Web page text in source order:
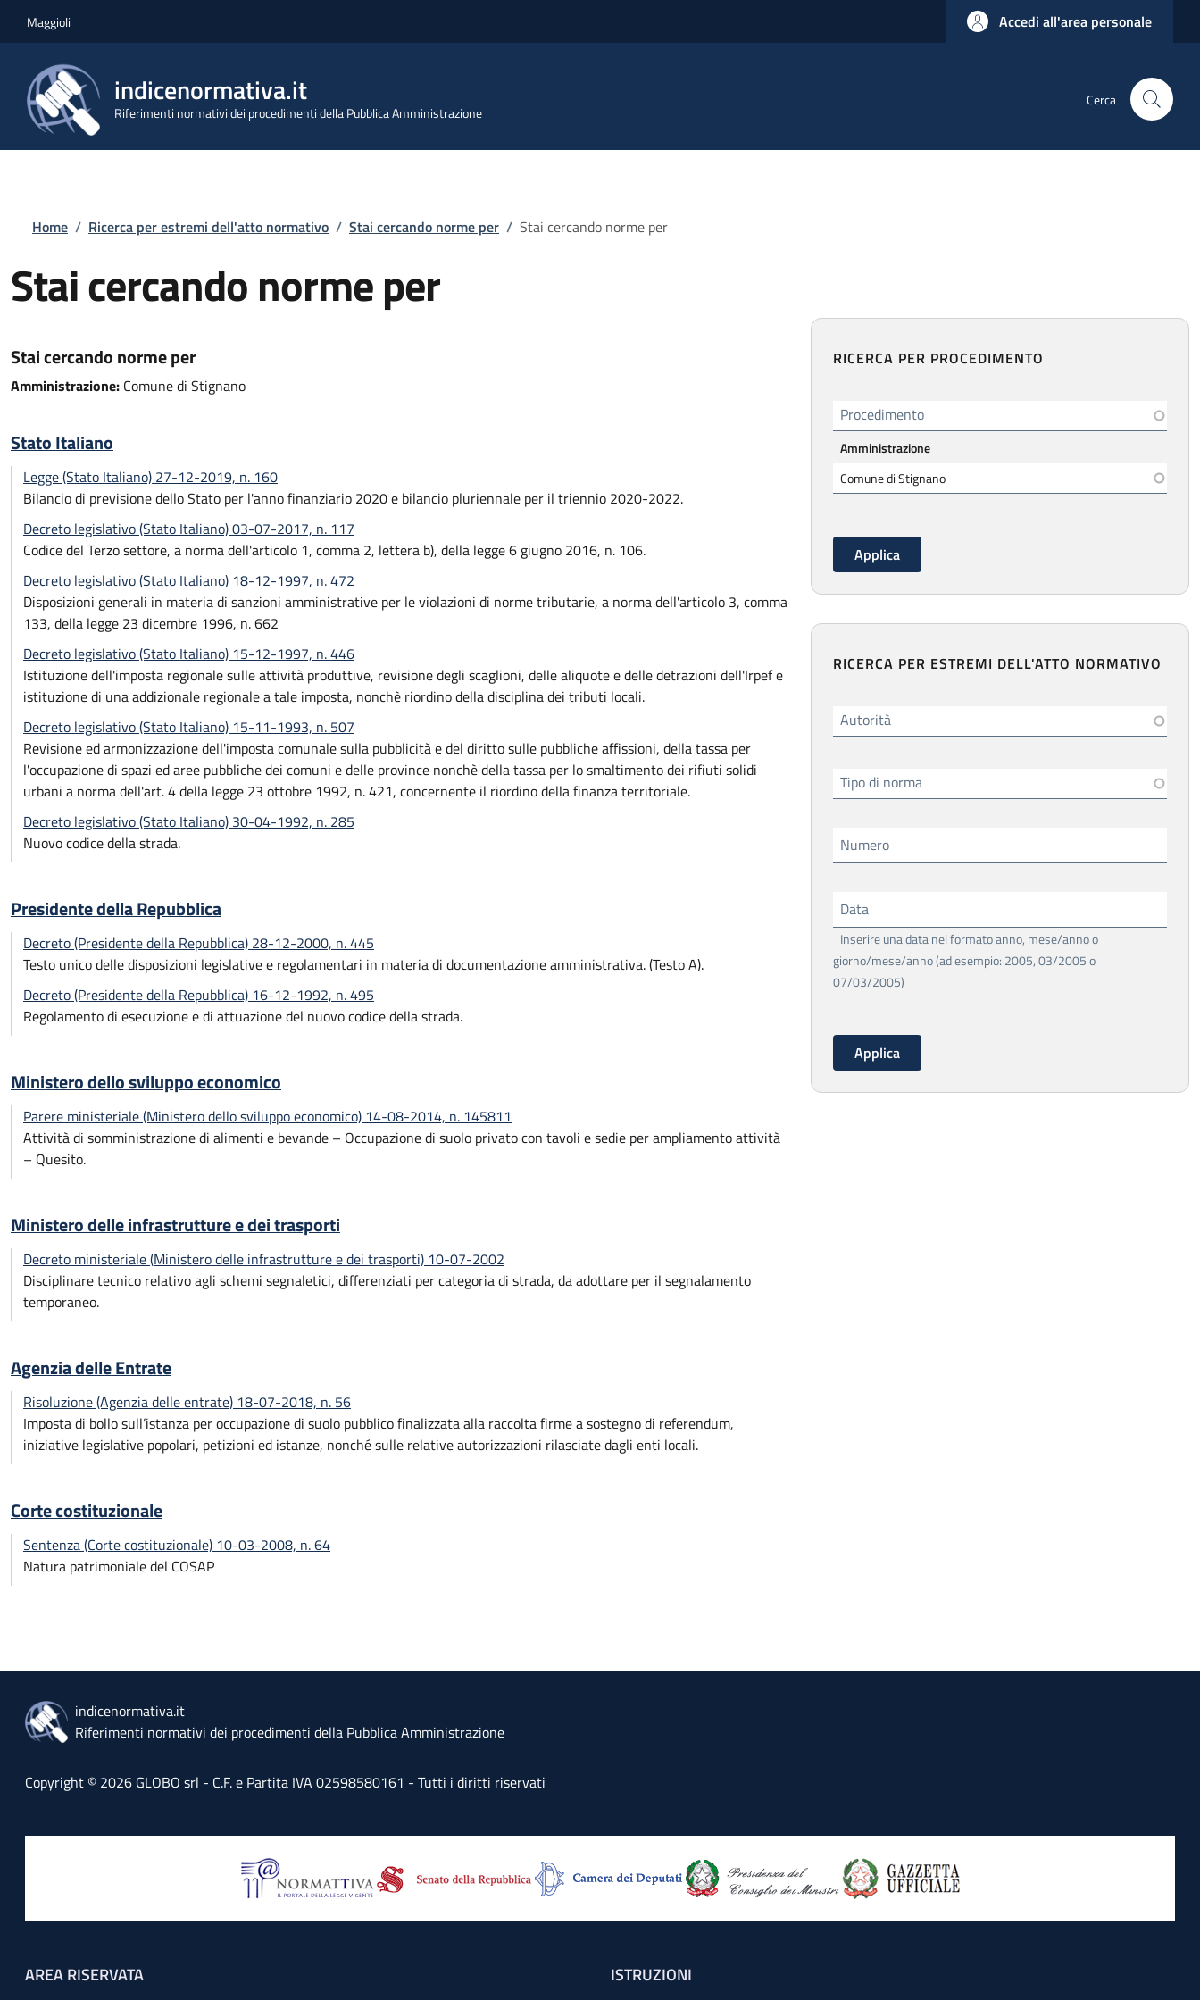
Maggioli Accedi all'area personale
indicenormativa.it
Riferimenti normativi dei procedimenti della Pubblica Amministrazione
Cerca
Briciole di pane
Home / Ricerca per estremi dell'atto normativo / Stai cercando norme per / Stai cercando norme per
Stai cercando norme per
Stai cercando norme per
Amministrazione: Comune di Stignano
Stato Italiano
Legge (Stato Italiano) 27-12-2019, n. 160
Bilancio di previsione dello Stato per l'anno finanziario 2020 e bilancio pluriennale per il triennio 2020-2022.
Decreto legislativo (Stato Italiano) 03-07-2017, n. 117
Codice del Terzo settore, a norma dell'articolo 1, comma 2, lettera b), della legge 6 giugno 2016, n. 106.
Decreto legislativo (Stato Italiano) 18-12-1997, n. 472
Disposizioni generali in materia di sanzioni amministrative per le violazioni di norme tributarie, a norma dell'articolo 3, comma
133, della legge 23 dicembre 1996, n. 662
Decreto legislativo (Stato Italiano) 15-12-1997, n. 446
Istituzione dell'imposta regionale sulle attività produttive, revisione degli scaglioni, delle aliquote e delle detrazioni dell'Irpef e
istituzione di una addizionale regionale a tale imposta, nonchè riordino della disciplina dei tributi locali.
Decreto legislativo (Stato Italiano) 15-11-1993, n. 507
Revisione ed armonizzazione dell'imposta comunale sulla pubblicità e del diritto sulle pubbliche affissioni, della tassa per
l'occupazione di spazi ed aree pubbliche dei comuni e delle province nonchè della tassa per lo smaltimento dei rifiuti solidi
urbani a norma dell'art. 4 della legge 23 ottobre 1992, n. 421, concernente il riordino della finanza territoriale.
Decreto legislativo (Stato Italiano) 30-04-1992, n. 285
Nuovo codice della strada.
Presidente della Repubblica
Decreto (Presidente della Repubblica) 28-12-2000, n. 445
Testo unico delle disposizioni legislative e regolamentari in materia di documentazione amministrativa. (Testo A).
Decreto (Presidente della Repubblica) 16-12-1992, n. 495
Regolamento di esecuzione e di attuazione del nuovo codice della strada.
Ministero dello sviluppo economico
Parere ministeriale (Ministero dello sviluppo economico) 14-08-2014, n. 145811
Attività di somministrazione di alimenti e bevande – Occupazione di suolo privato con tavoli e sedie per ampliamento attività
– Quesito.
Ministero delle infrastrutture e dei trasporti
Decreto ministeriale (Ministero delle infrastrutture e dei trasporti) 10-07-2002
Disciplinare tecnico relativo agli schemi segnaletici, differenziati per categoria di strada, da adottare per il segnalamento
temporaneo.
Agenzia delle Entrate
Risoluzione (Agenzia delle entrate) 18-07-2018, n. 56
Imposta di bollo sull’istanza per occupazione di suolo pubblico finalizzata alla raccolta firme a sostegno di referendum,
iniziative legislative popolari, petizioni ed istanze, nonché sulle relative autorizzazioni rilasciate dagli enti locali.
Corte costituzionale
Sentenza (Corte costituzionale) 10-03-2008, n. 64
Natura patrimoniale del COSAP
RICERCA PER PROCEDIMENTO
Procedimento
Amministrazione
RICERCA PER ESTREMI DELL'ATTO NORMATIVO
Autorità
Tipo di norma
Numero
Data
Inserire una data nel formato anno, mese/anno o
giorno/mese/anno (ad esempio: 2005, 03/2005 o
07/03/2005)
indicenormativa.it
Riferimenti normativi dei procedimenti della Pubblica Amministrazione
Copyright © 2026 GLOBO srl - C.F. e Partita IVA 02598580161 - Tutti i diritti riservati
Footer menu
AREA RISERVATA ISTRUZIONI